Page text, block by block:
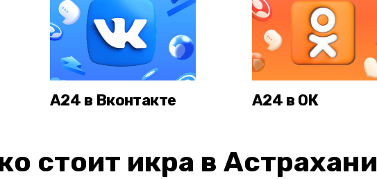
А24 в Вконтакте А24 в ОК
стоит икра в Астрахани